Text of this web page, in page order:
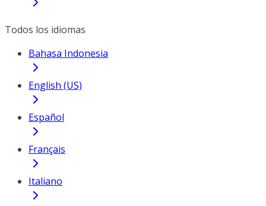
Todos los idiomas
Bahasa Indonesia
English (US)
Español
Français
Italiano